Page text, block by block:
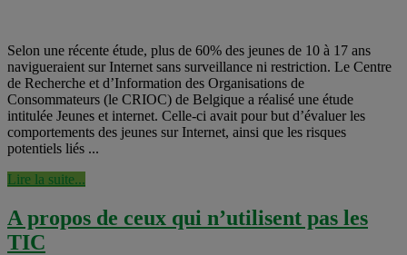
Selon une récente étude, plus de 60% des jeunes de 10 à 17 ans
navigueraient sur Internet sans surveillance ni restriction. Le Centre
de Recherche et d’Information des Organisations de
Consommateurs (le CRIOC) de Belgique a réalisé une étude
intitulée Jeunes et internet. Celle-ci avait pour but d’évaluer les
comportements des jeunes sur Internet, ainsi que les risques
potentiels liés ...
Lire la suite...
A propos de ceux qui n’utilisent pas les
TIC